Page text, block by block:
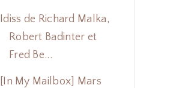
Idiss de Richard Malka,
Robert Badinter et
Fred Be...
[In My Mailbox] Mars